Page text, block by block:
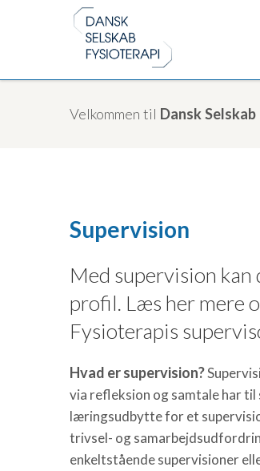
Velkommen til Dansk
Supervision
Med supervision kan
profil. Læs her mere
Fysioterapis
Hvad er supervision?
via refleksion og samtale har
læringsudbytte for et
trivsel- og
enkeltstående supervisioner